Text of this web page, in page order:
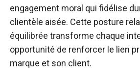
engagement moral qui fidélise
clientèle aisée. Cette posture
équilibrée transforme chaque
opportunité de renforcer le lien
marque et son client.